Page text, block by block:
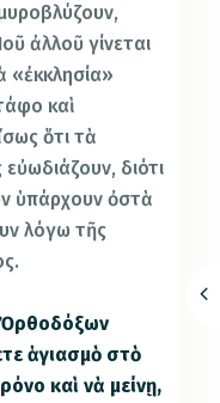
ἀλλοῦ γίνεται
«ἐκκλησία»
καὶ
ὅτι τὰ
διότι
ὑπάρχουν ὀστὰ
λόγω τῆς
Ὀρθοδόξων
ἁγιασμὸ στὸ
καὶ νὰ μείνῃ,